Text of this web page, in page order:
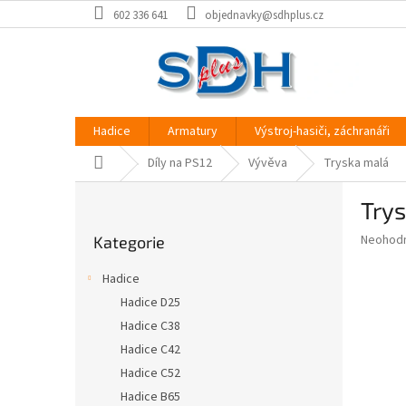
na
602 336 641 objednavky@sdhplus.cz
Hadice Armatury Výstroj-hasiči, záchranáři
Domů Díly na PS12 Vývěva Tryska malá
kategorie
Kategorie
Hadice
Hadice D25
Hadice C38
Hadice C42
Hadice C52
Hadice B65